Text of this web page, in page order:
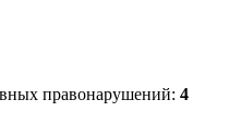
правонарушений: 4